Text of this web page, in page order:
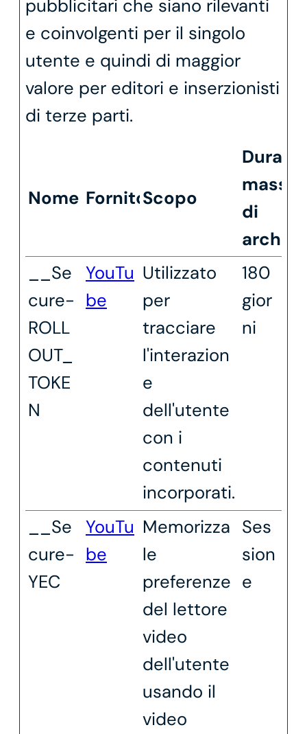
pubblicitari che siano rilevanti
e coinvolgenti per il singolo
utente e quindi di maggior
valore per editori e inserzionisti
di terze parti.
Nome FornitoreScopo
Durata
di
__Se
cure-
ROLL
OUT_
TOKE
N
YouTu
be
Utilizzato
per
tracciare
l'interazion
e
dell'utente
con i
contenuti
incorporati.
180
gior
ni
__Se
cure-
YEC
YouTu
be
Memorizza
le
preferenze
del lettore
video
dell'utente
usando il
video
Ses
sion
e